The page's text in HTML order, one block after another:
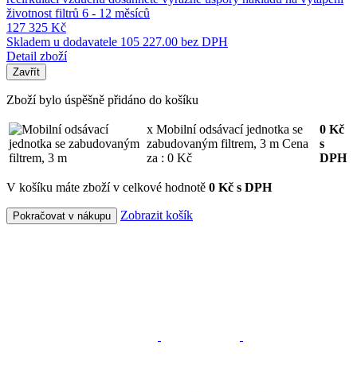
životnost filtrů 6 - 12 měsíců
127 325 Kč
Skladem u dodavatele 105 227.00 bez DPH
Detail zboží
Zavřít
Zboží bylo úspěšně přidáno do košíku
x Mobilní odsávací jednotka se
zabudovaným filtrem, 3 m Cena
za : 0 Kč
0 Kč
s
DPH
V košíku máte zboží v celkové hodnotě 0 Kč s DPH
Pokračovat v nákupu Zobrazit košík